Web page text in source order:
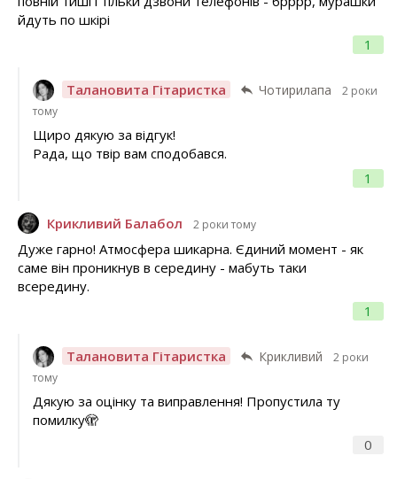
1
йдуть по шкірі
Талановита Гітаристка Чотирилапа
2 роки
тому
1
Щиро дякую за відгук!
Рада, що твір вам сподобався.
Крикливий Балабол 2 роки тому
1
Дуже гарно! Атмосфера шикарна. Єдиний момент - як
саме він проникнув в середину - мабуть таки
всередину.
Талановита Гітаристка Крикливий
2 роки
тому
0
Дякую за оцінку та виправлення! Пропустила ту
помилку🫣